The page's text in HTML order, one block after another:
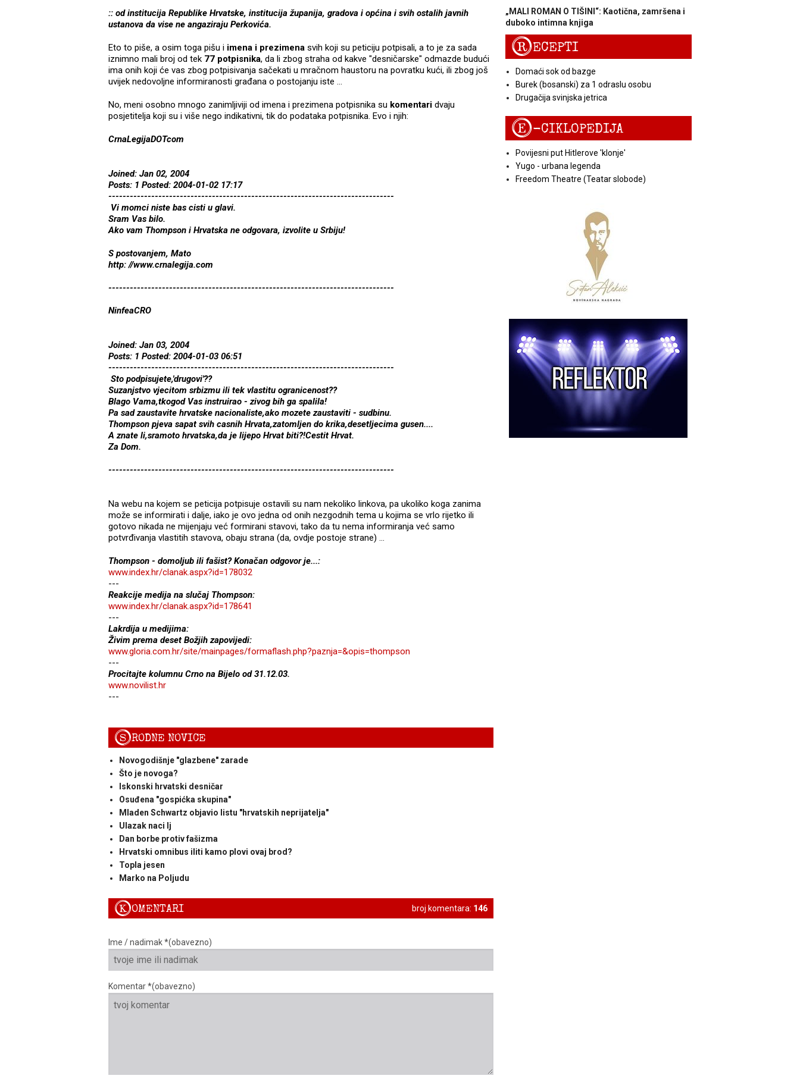
:: od institucija Republike Hrvatske, institucija županija, gradova i općina i svih ostalih javnih
ustanova da vise ne angaziraju Perkovića.
Eto to piše, a osim toga pišu i imena i prezimena svih koji su peticiju potpisali, a to je za sada
iznimno mali broj od tek 77 potpisnika, da li zbog straha od kakve "desničarske" odmazde budući
ima onih koji će vas zbog potpisivanja sačekati u mračnom haustoru na povratku kući, ili zbog još
uvijek nedovoljne informiranosti građana o postojanju iste ...
No, meni osobno mnogo zanimljiviji od imena i prezimena potpisnika su komentari dvaju
posjetitelja koji su i više nego indikativni, tik do podataka potpisnika. Evo i njih:
CrnaLegijaDOTcom
Joined: Jan 02, 2004
Posts: 1 Posted: 2004-01-02 17:17
--------------------------------------------------------------------------------
Vi momci niste bas cisti u glavi.
Sram Vas bilo.
Ako vam Thompson i Hrvatska ne odgovara, izvolite u Srbiju!
S postovanjem, Mato
http: //www.crnalegija.com
--------------------------------------------------------------------------------
NinfeaCRO
Joined: Jan 03, 2004
Posts: 1 Posted: 2004-01-03 06:51
--------------------------------------------------------------------------------
Sto podpisujete,'drugovi'??
Suzanjstvo vjecitom srbizmu ili tek vlastitu ogranicenost??
Blago Vama,tkogod Vas instruirao - zivog bih ga spalila!
Pa sad zaustavite hrvatske nacionaliste,ako mozete zaustaviti - sudbinu.
Thompson pjeva sapat svih casnih Hrvata,zatomljen do krika,desetljecima gusen....
A znate li,sramoto hrvatska,da je lijepo Hrvat biti?!Cestit Hrvat.
Za Dom.
--------------------------------------------------------------------------------
Na webu na kojem se peticija potpisuje ostavili su nam nekoliko linkova, pa ukoliko koga zanima
može se informirati i dalje, iako je ovo jedna od onih nezgodnih tema u kojima se vrlo rijetko ili
gotovo nikada ne mijenjaju već formirani stavovi, tako da tu nema informiranja već samo
potvrđivanja vlastitih stavova, obaju strana (da, ovdje postoje strane) …
Thompson - domoljub ili fašist? Konačan odgovor je...:
www.index.hr/clanak.aspx?id=178032
---
Reakcije medija na slučaj Thompson:
www.index.hr/clanak.aspx?id=178641
---
Lakrdija u medijima:
Živim prema deset Božjih zapovijedi:
www.gloria.com.hr/site/mainpages/formaflash.php?paznja=&opis=thompson
---
Procitajte kolumnu Crno na Bijelo od 31.12.03.
www.novilist.hr
---
SRODNE NOVICE
Novogodišnje "glazbene" zarade
Što je novoga?
Iskonski hrvatski desničar
Osuđena "gospićka skupina"
Mladen Schwartz objavio listu "hrvatskih neprijatelja"
Ulazak naci lj
Dan borbe protiv fašizma
Hrvatski omnibus iliti kamo plovi ovaj brod?
Topla jesen
Marko na Poljudu
broj komentara: 146
KOMENTARI
Ime / nadimak *(obavezno)
Komentar *(obavezno)
„MALI ROMAN O TIŠINI“: Kaotična, zamršena i
duboko intimna knjiga
RECEPTI
Domaći sok od bazge
Burek (bosanski) za 1 odraslu osobu
Drugačija svinjska jetrica
E-CIKLOPEDIJA
Povijesni put Hitlerove 'klonje'
Yugo - urbana legenda
Freedom Theatre (Teatar slobode)